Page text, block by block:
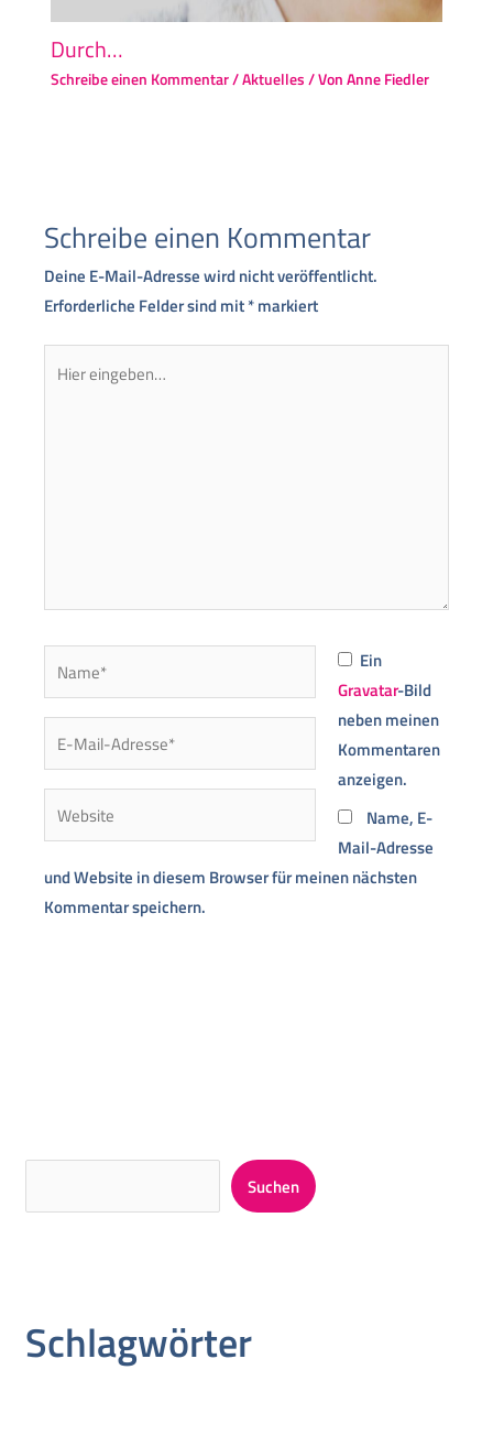
Durch…
Schreibe einen Kommentar/Aktuelles/ VonAnne Fiedler
Schreibe einen Kommentar
Deine E-Mail-Adresse wird nicht veröffentlicht.
Erforderliche Felder sind mit*markiert
eingeben…
Adresse*
Ein
Gravatar-Bild
neben meinen
Kommentaren
anzeigen.
Name, E-
Mail-Adresse
und Website in diesem Browser für meinen nächsten
Kommentar speichern.
Suchen
Schlagwörter